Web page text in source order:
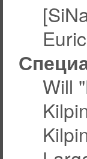
Will